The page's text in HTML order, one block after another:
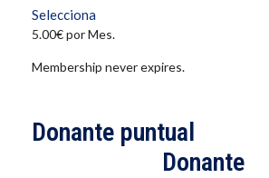
Selecciona
5.00€ por Mes.
Membership never expires.
Donante puntual
Donante